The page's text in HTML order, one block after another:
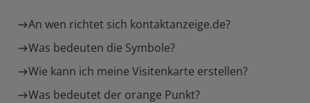
An wen richtet sich kontaktanzeige.de?
Was bedeuten die Symbole?
Wie kann ich meine Visitenkarte erstellen?
Was bedeutet der orange Punkt?